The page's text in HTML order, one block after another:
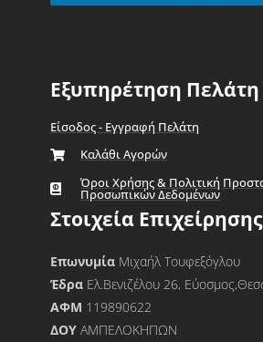
Εξυπηρέτηση Πελάτη
Είσοδος - Εγγραφή Πελάτη
Καλάθι Αγορών
Όροι Χρήσης & Πολιτική
Προσωπικών Δεδομένων
Στοιχεία Επιχείρησης
Επωνυμία Μιχαήλ Τουφεξόγλου
Έδρα Ελ.Βενιζέλου 26,
ΑΦΜ 119890622
ΔΟΥΑΜΠΕΛΟΚΗΠΩΝ